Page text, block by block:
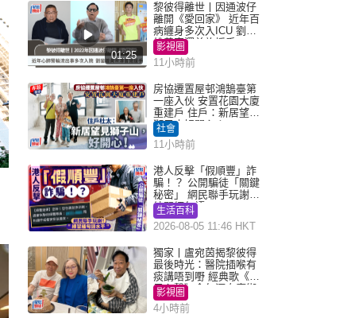
01:25
黎彼得離世丨因通波仔
離開《愛回家》 近年百
病纏身多次入ICU 劉鑾
雄黃宗澤曾施援手
影視圈
11小時前
房協遷置屋邨鴻鵠臺第
一座入伙 安置花園大廈
重建戶 住戶：新居望見
獅子山好開心！
社會
11小時前
港人反擊「假順豐」詐
騙！？ 公開騙徒「關鍵
秘密」 網民聯手玩謝：
練習緬甸語
生活百科
2026-08-05 11:46 HKT
獨家丨盧宛茵揭黎彼得
最後時光：醫院插喉有
痰講唔到嘢 經典歌《浪
子心聲》金句源自廟街
睇相佬
影視圈
4小時前